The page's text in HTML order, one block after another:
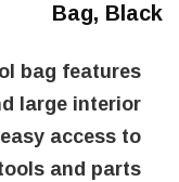
Bag, Black
bag features
large interior
access to
and parts.